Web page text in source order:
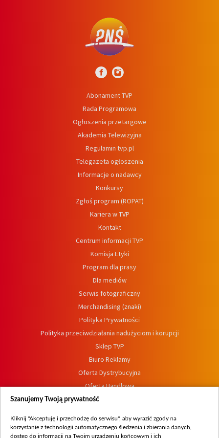
Abonament TVP
Rada Programowa
Ogłoszenia przetargowe
Akademia Telewizyjna
Regulamin tvp.pl
Telegazeta ogłoszenia
Informacje o nadawcy
Konkursy
Zgłoś program (ROPAT)
Kariera w TVP
Kontakt
Centrum informacji TVP
Komisja Etyki
Program dla prasy
Dla mediów
Serwis fotograficzny
Merchandising (znaki)
Polityka Prywatności
Polityka przeciwdziałania nadużyciom i korupcji
Sklep TVP
Biuro Reklamy
Oferta Dystrybucyjna
Oferta Handlowa
Dostępność
Procedura zgłoszeń wewnętrznych
Szanujemy Twoją prywatność
Kliknij "Akceptuję i przechodzę do serwisu", aby wyrazić zgody na
korzystanie z technologii automatycznego śledzenia i zbierania danych,
dostęp do informacji na Twoim urządzeniu końcowym i ich